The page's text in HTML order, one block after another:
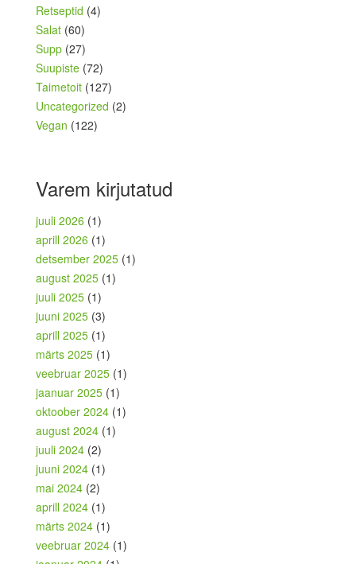
Retseptid (4)
Salat (60)
Supp (27)
Suupiste (72)
Taimetoit (127)
Uncategorized (2)
Vegan (122)
Varem kirjutatud
juuli 2026 (1)
aprill 2026 (1)
detsember 2025 (1)
august 2025 (1)
juuli 2025 (1)
juuni 2025 (3)
aprill 2025 (1)
märts 2025 (1)
veebruar 2025 (1)
jaanuar 2025 (1)
oktoober 2024 (1)
august 2024 (1)
juuli 2024 (2)
juuni 2024 (1)
mai 2024 (2)
aprill 2024 (1)
märts 2024 (1)
veebruar 2024 (1)